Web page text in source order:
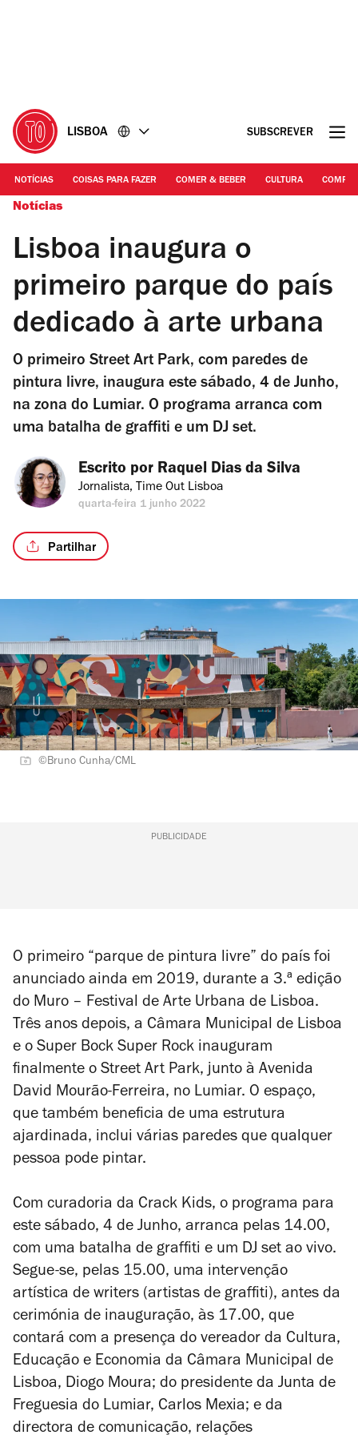
LISBOA SUBSCREVER
NOTÍCIAS COISAS PARA FAZER COMER & BEBER CULTURA
Notícias
Lisboa inaugura o
primeiro parque do país
dedicado à arte urbana
O primeiro Street Art Park, com paredes de
pintura livre, inaugura este sábado, 4 de Junho,
na zona do Lumiar. O programa arranca com
uma batalha de graffiti e um DJ set.
Escrito por Raquel Dias da Silva
Jornalista, Time Out Lisboa
quarta-feira 1 junho 2022
Partilhar
©Bruno Cunha/CML
PUBLICIDADE
O primeiro “parque de pintura livre” do país foi
anunciado ainda em 2019, durante a 3.ª edição
do Muro – Festival de Arte Urbana de Lisboa.
Três anos depois, a Câmara Municipal de Lisboa
e o Super Bock Super Rock inauguram
finalmente o Street Art Park, junto à Avenida
David Mourão-Ferreira, no Lumiar. O espaço,
que também beneficia de uma estrutura
ajardinada, inclui várias paredes que qualquer
pessoa pode pintar.
Com curadoria da Crack Kids, o programa para
este sábado, 4 de Junho, arranca pelas 14.00,
com uma batalha de graffiti e um DJ set ao vivo.
Segue-se, pelas 15.00, uma intervenção
artística de writers (artistas de graffiti), antes da
cerimónia de inauguração, às 17.00, que
contará com a presença do vereador da Cultura,
Educação e Economia da Câmara Municipal de
Lisboa, Diogo Moura; do presidente da Junta de
Freguesia do Lumiar, Carlos Mexia; e da
directora de comunicação, relações